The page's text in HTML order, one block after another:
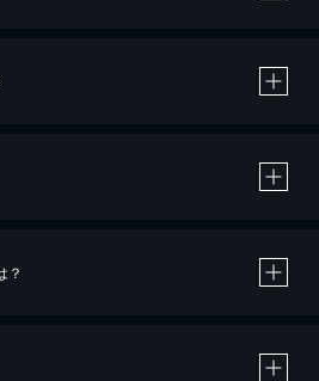
ットカード決済による作品の購入 / レンタルです。
の購入 / レンタルは、20％のポイント還元です。
？